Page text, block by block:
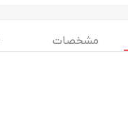
مشخصات